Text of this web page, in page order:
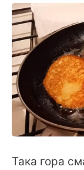
Така гора